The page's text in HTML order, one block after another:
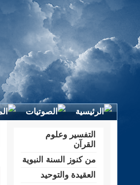
التفسير وعلوم
القرآن
من كنوز السنة النبوية
العقيدة والتوحيد